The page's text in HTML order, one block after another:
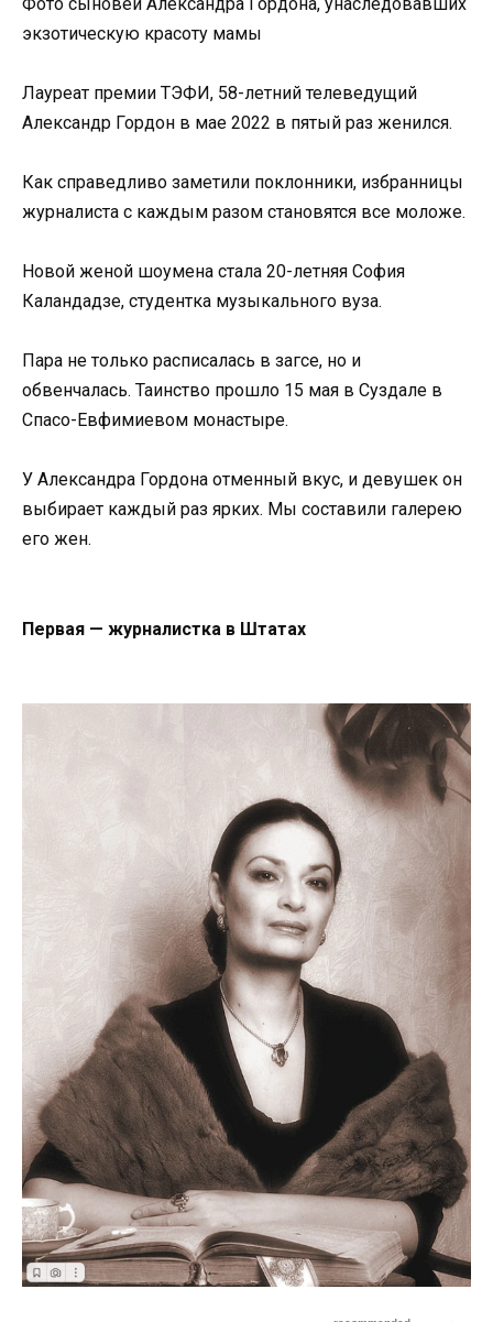
экзотическую красоту мамы
Лауреат премии ТЭФИ, 58-летний телеведущий
Александр Гордон в мае 2022 в пятый раз женился.
Как справедливо заметили поклонники, избранницы
журналиста с каждым разом становятся все моложе.
Новой женой шоумена стала 20-летняя София
Каландадзе, студентка музыкального вуза.
Пара не только расписалась в загсе, но и
обвенчалась. Таинство прошло 15 мая в Суздале в
Спасо-Евфимиевом монастыре.
У Александра Гордона отменный вкус, и девушек он
выбирает каждый раз ярких. Мы составили галерею
его жен.
Первая — журналистка в Штатах